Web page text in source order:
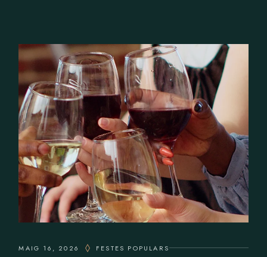
MAIG 16, 2026 FESTES POPULARS